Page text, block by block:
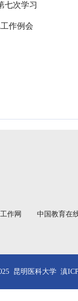
七次学习
作例会
作网
中国教育在
昆明医科大学 滇